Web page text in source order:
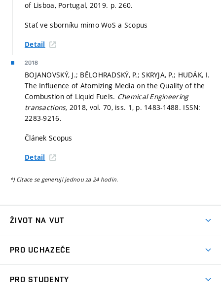
of Lisboa, Portugal, 2019. p. 260.
Stať ve sborníku mimo WoS a Scopus
Detail
2018
BOJANOVSKÝ, J.; BĚLOHRADSKÝ, P.; SKRYJA, P.; HUDÁK, I.
The Influence of Atomizing Media on the Quality of the
Combustion of Liquid Fuels. Chemical Engineering
transactions, 2018, vol. 70, iss. 1, p. 1483-1488. ISSN:
2283-9216.
Článek Scopus
Detail
*) Citace se generují jednou za 24 hodin.
ŽIVOT NA VUT
Koleje
PRO UCHAZEČE
PRO STUDENTY